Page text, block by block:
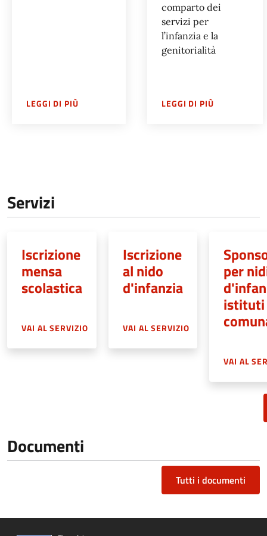
LEGGI DI PIÙSU UFFICIO RISTORAZIONE SCOLASTICA
comparto dei
servizi per
l’infanzia e la
genitorialità
LEGGI DI PIÙSU
Servizi
Iscrizione
mensa
scolastica
VAI AL SERVIZIO
Iscrizione
al nido
d'infanzia
VAI AL SERVIZIO
per
istituti
VAI AL
Documenti
Tutti i documenti